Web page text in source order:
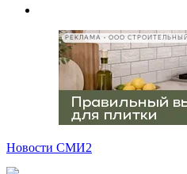
Новости СМИ2